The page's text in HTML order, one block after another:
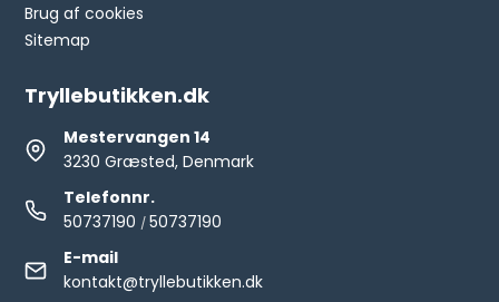
Brug af cookies
Sitemap
Tryllebutikken.dk
Mestervangen 14
3230 Græsted, Denmark
Telefonnr.
50737190 /50737190
E-mail
kontakt@tryllebutikken.dk